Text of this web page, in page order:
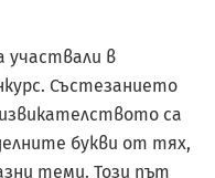
участвали в
Състезанието
са
букви от тях,
теми. Този път